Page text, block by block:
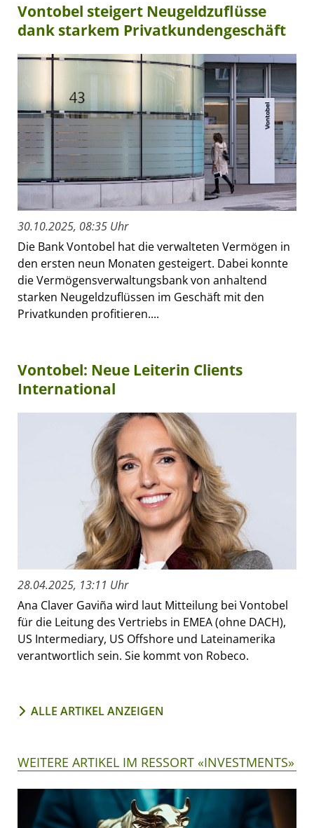
Vontobel steigert Neugeldzuflüsse
dank starkem Privatkundengeschäft
30.10.2025, 08:35 Uhr
Die Bank Vontobel hat die verwalteten Vermögen in
den ersten neun Monaten gesteigert. Dabei konnte
die Vermögensverwaltungsbank von anhaltend
starken Neugeldzuflüssen im Geschäft mit den
Privatkunden profitieren....
Vontobel: Neue Leiterin Clients
International
28.04.2025, 13:11 Uhr
Ana Claver Gaviña wird laut Mitteilung bei Vontobel
für die Leitung des Vertriebs in EMEA (ohne DACH),
US Intermediary, US Offshore und Lateinamerika
verantwortlich sein. Sie kommt von Robeco.
ALLE ARTIKEL ANZEIGEN
WEITERE ARTIKEL IM RESSORT «INVESTMENTS»